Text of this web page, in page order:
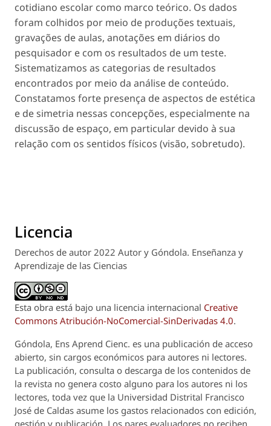
cotidiano escolar como marco teórico. Os dados
foram colhidos por meio de produções textuais,
gravações de aulas, anotações em diários do
pesquisador e com os resultados de um teste.
Sistematizamos as categorias de resultados
encontrados por meio da análise de conteúdo.
Constatamos forte presença de aspectos de estética
e de simetria nessas concepções, especialmente na
discussão de espaço, em particular devido à sua
relação com os sentidos físicos (visão, sobretudo).
Licencia
Derechos de autor 2022 Autor y Góndola. Enseñanza y
Aprendizaje de las Ciencias
Esta obra está bajo una licencia internacional Creative
Commons Atribución-NoComercial-SinDerivadas 4.0.
Góndola, Ens Aprend Cienc. es una publicación de acceso
abierto, sin cargos económicos para autores ni lectores.
La publicación, consulta o descarga de los contenidos de
la revista no genera costo alguno para los autores ni los
lectores, toda vez que la Universidad Distrital Francisco
José de Caldas asume los gastos relacionados con edición,
gestión y publicación. Los pares evaluadores no reciben